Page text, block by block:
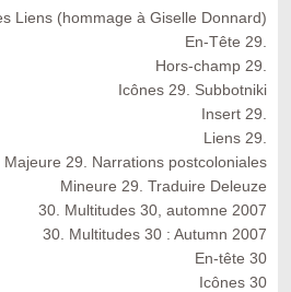
Liens (hommage à Giselle Donnard)
En-Tête 29.
Hors-champ 29.
Icônes 29. Subbotniki
Insert 29.
Liens 29.
Majeure 29. Narrations postcoloniales
Mineure 29. Traduire Deleuze
30. Multitudes 30, automne 2007
30. Multitudes 30 : Autumn 2007
En-tête 30
Icônes 30